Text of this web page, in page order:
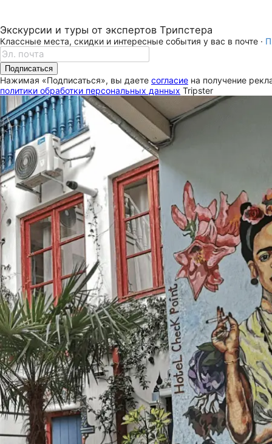
Экскурсии и туры от экспертов Трипстера
Классные места, скидки и интересные события у вас в почте ·
Подписаться
Нажимая «Подписаться», вы даете согласие на получение
политики обработки персональных данных Tripster